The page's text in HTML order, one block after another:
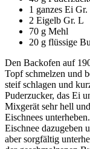
1 ganzes Ei Gr.
2 Eigelb Gr. L
70 g Mehl
20 g flüssige
Den Backofen auf
Topf schmelzen und
steif schlagen und
Puderzucker, das Ei
Mixgerät sehr hell
Eischnees
Eischnee dazugeben
aber sorgfältig